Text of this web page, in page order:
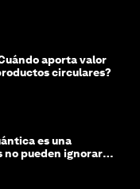
aporta valor
circulares?
es una
no pueden ignorar